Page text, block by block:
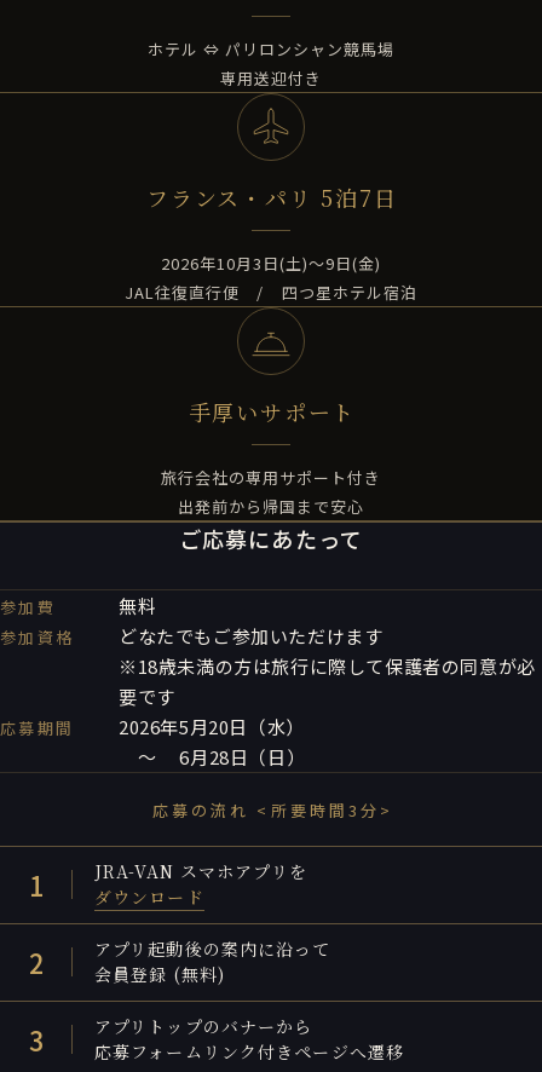
ホテル ⇔ パリロンシャン競馬場
専用送迎付き
フランス・パリ 5泊7日
2026年10月3日(土)～9日(金)
JAL往復直行便 / 四つ星ホテル宿泊
手厚いサポート
旅行会社の専用サポート付き
出発前から帰国まで安心
ご応募にあたって
参加費 無料
参加資格
どなたでもご参加いただけます
※18歳未満の方は旅行に際して保護者の同意が必
要です
応募期間
2026年5月20日（水）
～ 6月28日（日）
応募の流れ <所要時間3分>
1
JRA-VAN スマホアプリを
ダウンロード
2
アプリ起動後の案内に沿って
会員登録 (無料)
3
アプリトップのバナーから
応募フォームリンク付きページへ遷移